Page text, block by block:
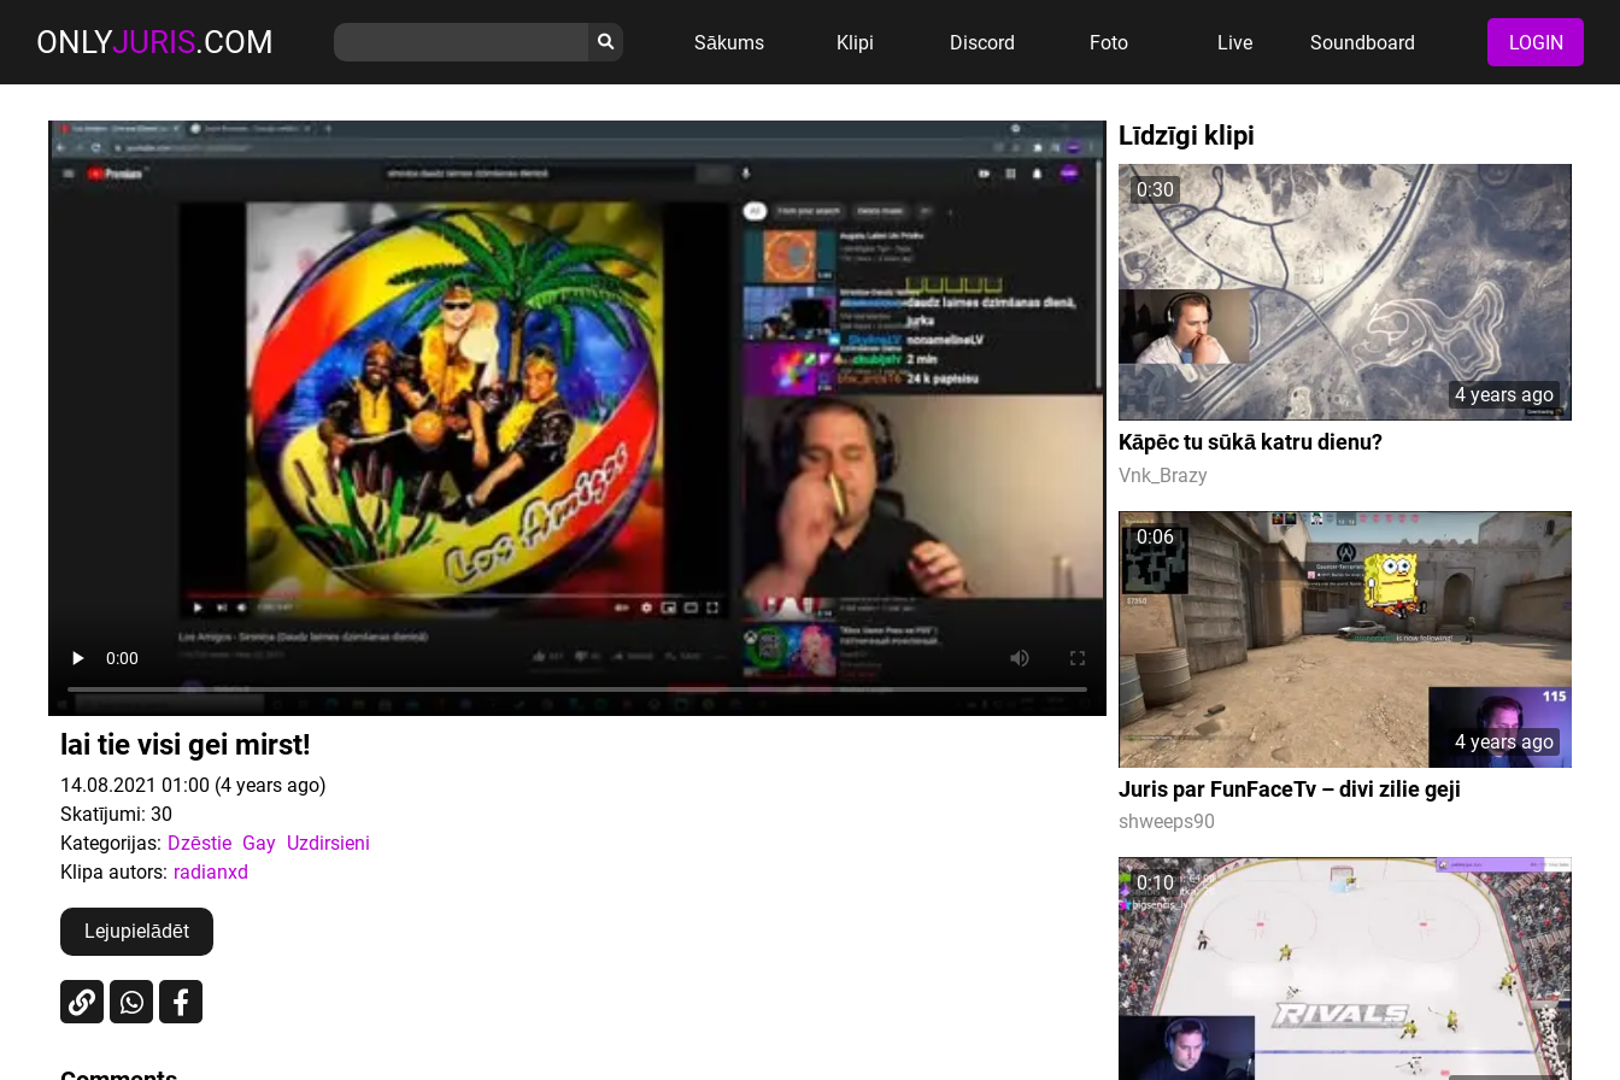
ONLYJURIS.COM Sākums Klipi Discord Foto Live Soundboard LOGIN
lai tie visi gei mirst!
14.08.2021 01:00 (4 years ago)
Skatījumi: 30
Kategorijas: Dzēstie Gay Uzdirsieni
Klipa autors: radianxd
Lejupielādēt
Līdzīgi klipi
0:30
4 years ago
Kāpēc tu sūkā katru dienu?
Vnk_Brazy
0:06
4 years ago
Juris par FunFaceTv – divi zilie geji
shweeps90
0:10